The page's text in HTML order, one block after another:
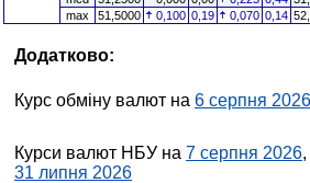
max
51,5000 0,100 0,19 0,070 0,14
Додатково:
Курс обміну валют на 6 серпня 2026
Курси валют НБУ на 7 серпня 2026,
31 липня 2026